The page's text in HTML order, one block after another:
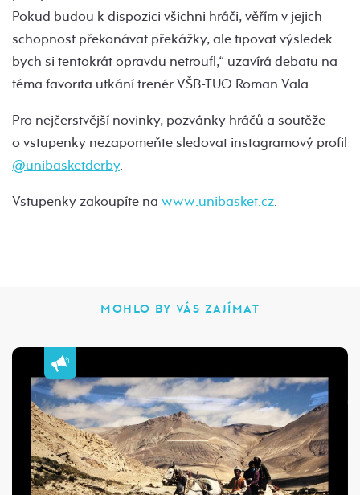
Pokud budou k dispozici všichni hráči, věřím v jejich
schopnost překonávat překážky, ale tipovat výsledek
bych si tentokrát opravdu netroufl,“ uzavírá debatu na
téma favorita utkání trenér VŠB-TUO Roman Vala.
Pro nejčerstvější novinky, pozvánky hráčů a soutěže
o vstupenky nezapomeňte sledovat instagramový profil
@unibasketderby.
Vstupenky zakoupíte na www.unibasket.cz.
MOHLO BY VÁS ZAJÍMAT